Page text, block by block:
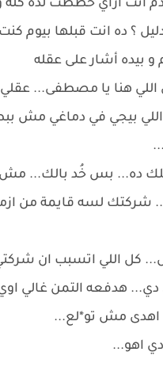
انت ازاي خططت لده
؟ ده انت قبلها بيوم
بيده أشار على عقله
اللي هنا يا مصطفى...
بيجي في دماغي مش
ده... بس خُد بالك... مش
شركتك لسه قايمة من
كل اللي اتسبب ان
هدفعه التمن غالي
اهدى مش تو*لع...
اهو...